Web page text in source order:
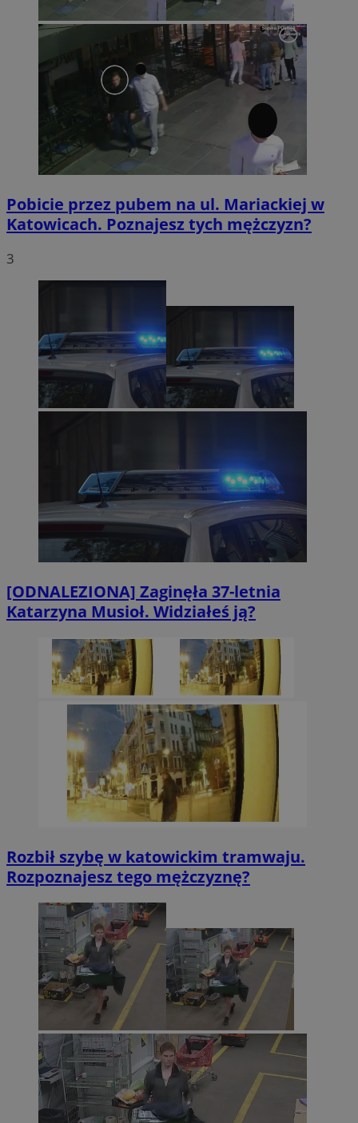
Pobicie przez pubem na ul. Mariackiej w
Katowicach. Poznajesz tych mężczyzn?
3
[ODNALEZIONA] Zaginęła 37-letnia
Katarzyna Musioł. Widziałeś ją?
Rozbił szybę w katowickim tramwaju.
Rozpoznajesz tego mężczyznę?